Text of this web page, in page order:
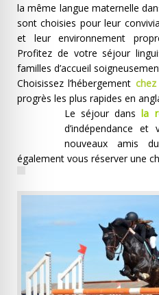
la même langue maternelle
sont choisies pour leur
et leur environnement
Profitez de votre séjour
familles d’accueil
Choisissez l’hébergement
progrès les plus rapides en
Le séjour dansla
d’indépendance
nouveaux amis
également vous réserver une